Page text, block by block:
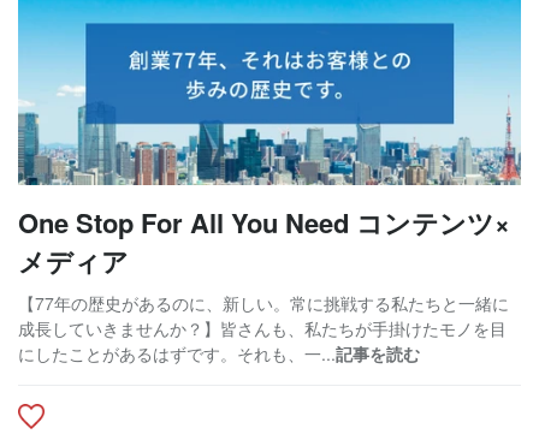
One Stop For All You Need コンテンツ×
メディア
【77年の歴史があるのに、新しい。常に挑戦する私たちと一緒に
成長していきませんか？】皆さんも、私たちが手掛けたモノを目
にしたことがあるはずです。それも、一...記事を読む